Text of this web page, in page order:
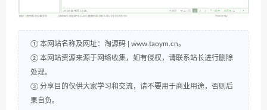
① 本网站名称及网址：淘源码 | www.taoym.cn。
② 本网站资源来源于网络收集，如有侵权，请联系站长进行删除
处理。
③ 分享目的仅供大家学习和交流，请不要用于商业用途，否则后
果自负。